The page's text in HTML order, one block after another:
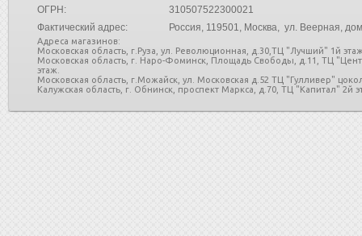
ОГРН:
310507522300021
Фактический адрес:
Россия, 119501, Москва, ул. Веерная,
Адреса магазинов:
Московская область, г.Руза, ул. Революционная, д.30,ТЦ "Лучший" 1й
Московская область, г. Наро-Фоминск, Площадь Свободы, д.11, ТЦ
этаж.
Московская область, г.Можайск, ул. Московская д.52 ТЦ "Гулливер"
Калужская область, г. Обнинск, проспект Маркса, д.70, ТЦ "Капитал" 2й